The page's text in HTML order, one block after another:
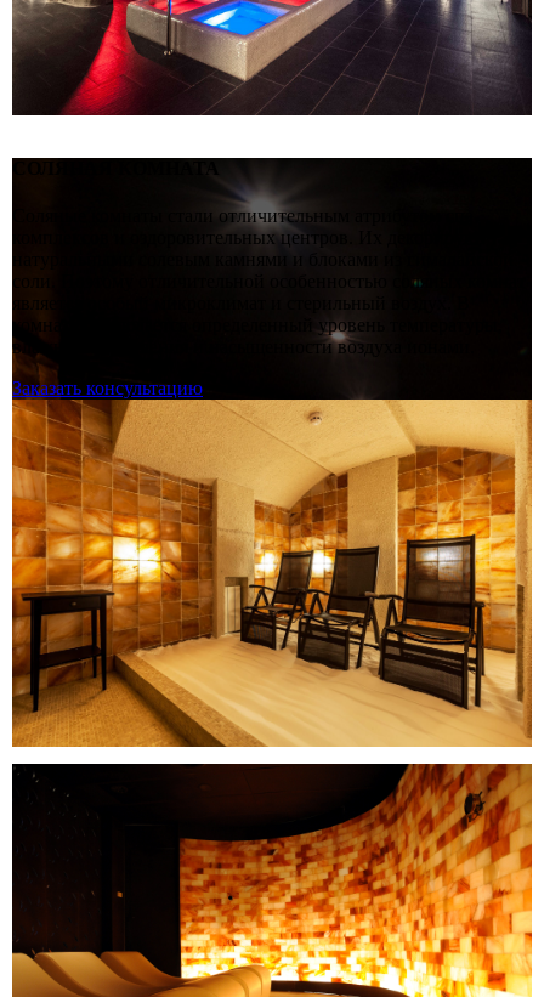
Соляные комнаты стали отличительным атрибутом спа-
комплексов и оздоровительных центров. Их декорируют
натуральными солевым камнями и блоками из гималайской
соли. Поэтому отличительной особенностью соляных комнат
комнате соблюдается определенный уровень температуры,
влажности, давления и насыщенности воздуха ионами.
Заказать консультацию